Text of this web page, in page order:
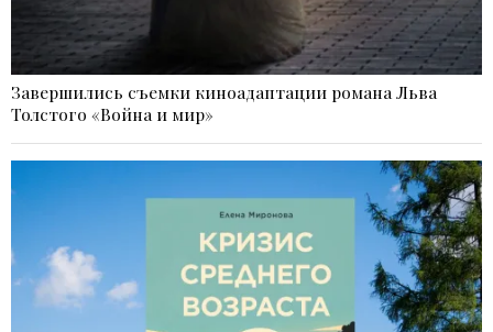
Завершились съемки киноадаптации романа Льва
Толстого «Война и мир»